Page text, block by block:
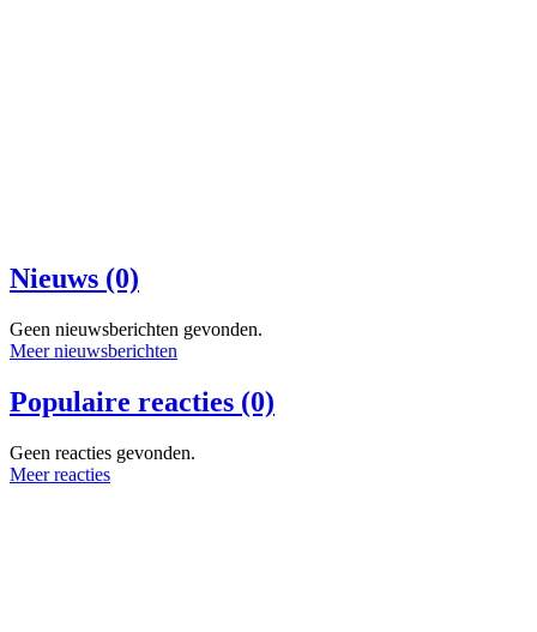
Nieuws (0)
Geen nieuwsberichten gevonden.
Meer nieuwsberichten
Populaire reacties (0)
Geen reacties gevonden.
Meer reacties